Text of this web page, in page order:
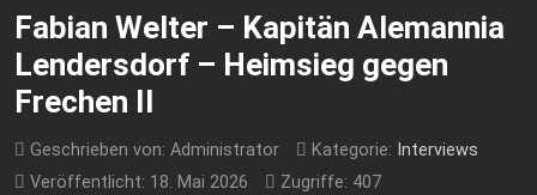
Fabian Welter – Kapitän Alemannia
Lendersdorf – Heimsieg gegen
Frechen II
Geschrieben von: Administrator Kategorie: Interviews
Veröffentlicht: 18. Mai 2026
Zugriffe: 407